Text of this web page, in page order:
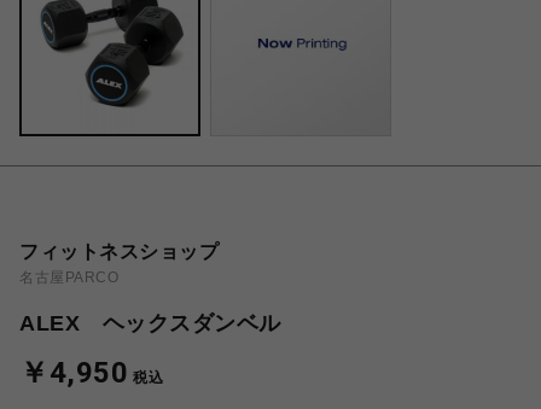
フィットネスショップ
名古屋PARCO
ALEX ヘックスダンベル
￥4,950 税込